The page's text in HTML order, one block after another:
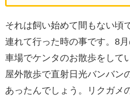
それは飼い始めて間もない頃
連れて行った時の事です。8
車場でケンタのお散歩をして
屋外散歩で直射日光バンバン
あったんでしょう。リクガメ